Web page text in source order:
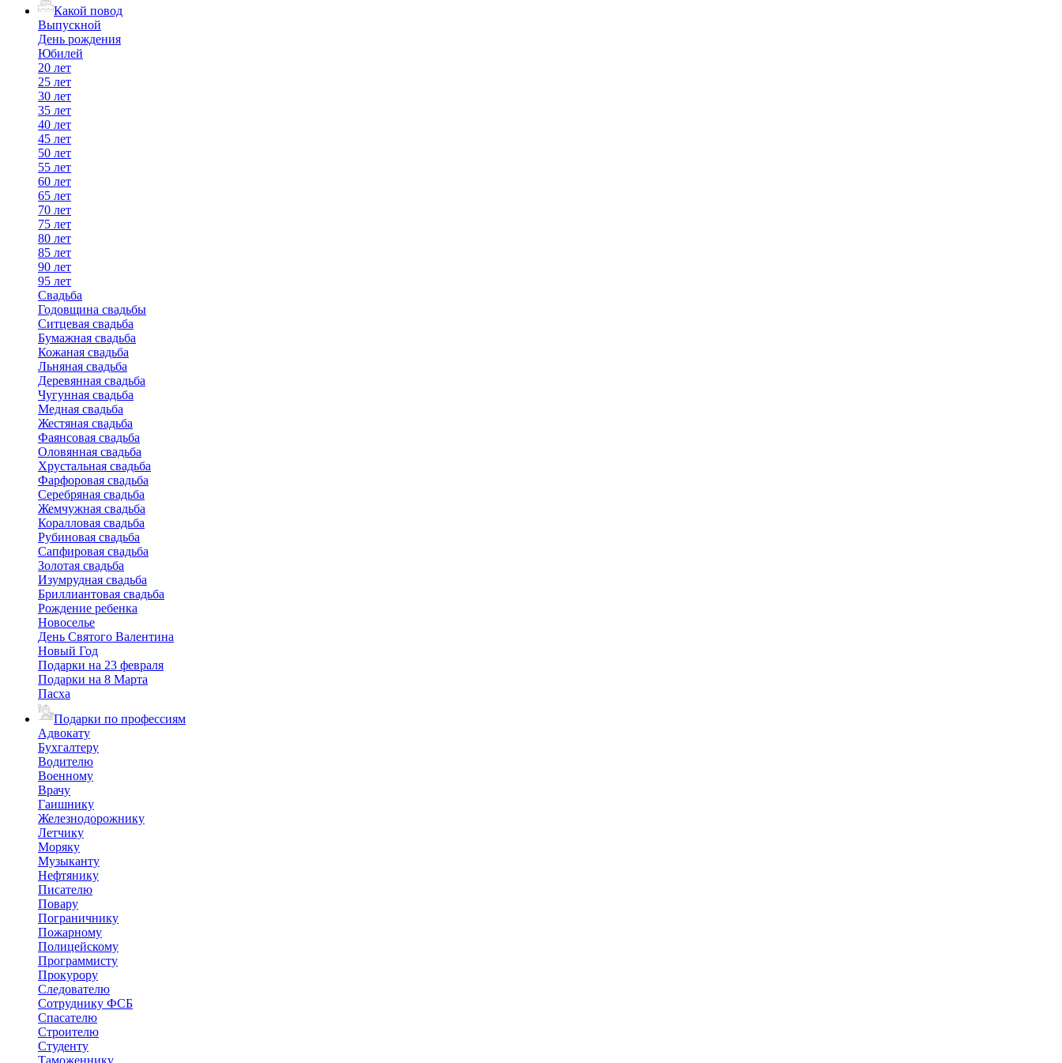
Какой повод
Выпускной
День рождения
Юбилей
20 лет
25 лет
30 лет
35 лет
40 лет
45 лет
50 лет
55 лет
60 лет
65 лет
70 лет
75 лет
80 лет
85 лет
90 лет
95 лет
Свадьба
Годовщина свадьбы
Ситцевая свадьба
Бумажная свадьба
Кожаная свадьба
Льняная свадьба
Деревянная свадьба
Чугунная свадьба
Медная свадьба
Жестяная свадьба
Фаянсовая свадьба
Оловянная свадьба
Хрустальная свадьба
Фарфоровая свадьба
Серебряная свадьба
Жемчужная свадьба
Коралловая свадьба
Рубиновая свадьба
Сапфировая свадьба
Золотая свадьба
Изумрудная свадьба
Бриллиантовая свадьба
Рождение ребенка
Новоселье
День Святого Валентина
Новый Год
Подарки на 23 февраля
Подарки на 8 Марта
Пасха
Подарки по профессиям
Адвокату
Бухгалтеру
Водителю
Военному
Врачу
Гаишнику
Железнодорожнику
Летчику
Моряку
Музыканту
Нефтянику
Писателю
Повару
Пограничнику
Пожарному
Полицейскому
Программисту
Прокурору
Следователю
Сотруднику ФСБ
Спасателю
Строителю
Студенту
Таможеннику